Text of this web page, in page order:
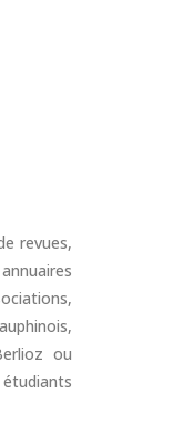
revues,
ou